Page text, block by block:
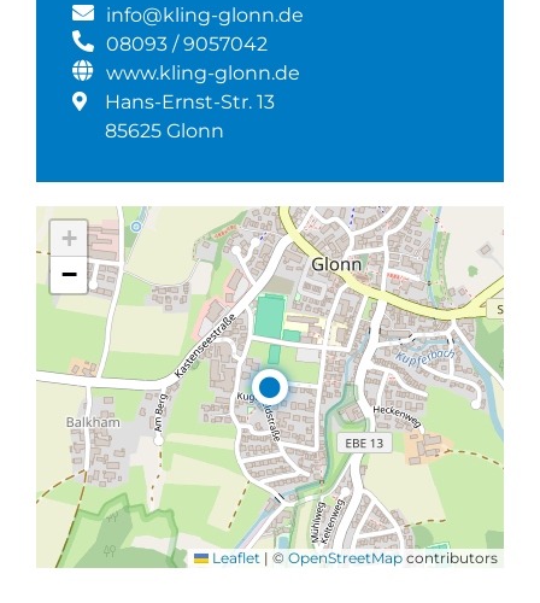
info@kling-glonn.de
08093 / 9057042
www.kling-glonn.de
Hans-Ernst-Str. 13
85625 Glonn
+
−
Leaflet | © OpenStreetMap contributors